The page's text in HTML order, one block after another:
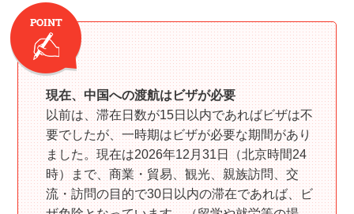
現在、中国への渡航はビザが必要
以前は、滞在日数が15日以内であればビザは不
要でしたが、一時期はビザが必要な期間があり
ました。現在は2026年12月31日（北京時間24
時）まで、商業・貿易、観光、親族訪問、交
流・訪問の目的で30日以内の滞在であれば、ビ